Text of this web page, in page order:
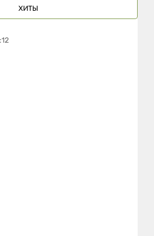
ХИТЫ